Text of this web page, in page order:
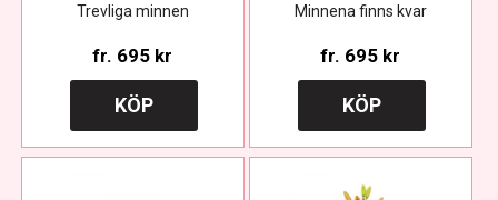
Trevliga minnen
fr. 695 kr
KÖP
Minnena finns kvar
fr. 695 kr
KÖP